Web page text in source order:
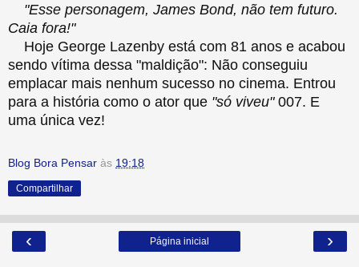
"Esse personagem, James Bond, não tem futuro.
Caia fora!"
Hoje George Lazenby está com 81 anos e acabou
sendo vítima dessa "maldição": Não conseguiu
emplacar mais nenhum sucesso no cinema. Entrou
para a história como o ator que "só viveu"007. E
uma única vez!
Blog Bora Pensar às 19:18
Compartilhar
‹ ›
Página inicial